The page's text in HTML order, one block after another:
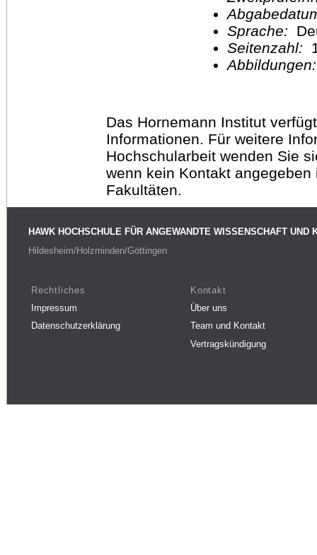
Sprache:
Seitenzahl:
Das Hornemann Institut
Informationen. Für weitere
Hochschularbeit wenden Sie
wenn kein Kontakt
Fakultäten.
HAWK HOCHSCHULE FÜR ANGEWANDTE WISSENSCHAFT UND
Hildesheim/Holzminden/Göttingen
Rechtliches
Impressum
Datenschutzerklärung
Kontakt
Über uns
Team und Kontakt
Vertragskündigung